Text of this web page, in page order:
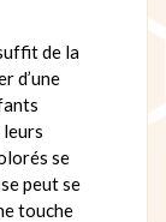
de la
d’une
leurs
se
peut se
touche